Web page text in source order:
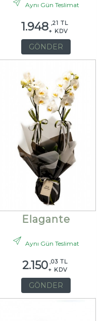
Aynı Gün Teslimat
1.948 ,21 TL
+ KDV
GÖNDER
Elagante
Aynı Gün Teslimat
2.150 ,03 TL
+ KDV
GÖNDER